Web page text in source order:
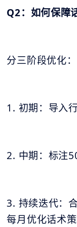
Q2：如何保障
分三阶段优化：
1. 初期：导入
2. 中期：标注
3. 持续迭代：
每月优化话术